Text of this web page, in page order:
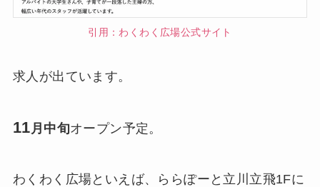
引用：わくわく広場公式サイト
求人が出ています。
11 月中旬オープン予定。
わくわく広場といえば、ららぽーと立川立飛1Fに